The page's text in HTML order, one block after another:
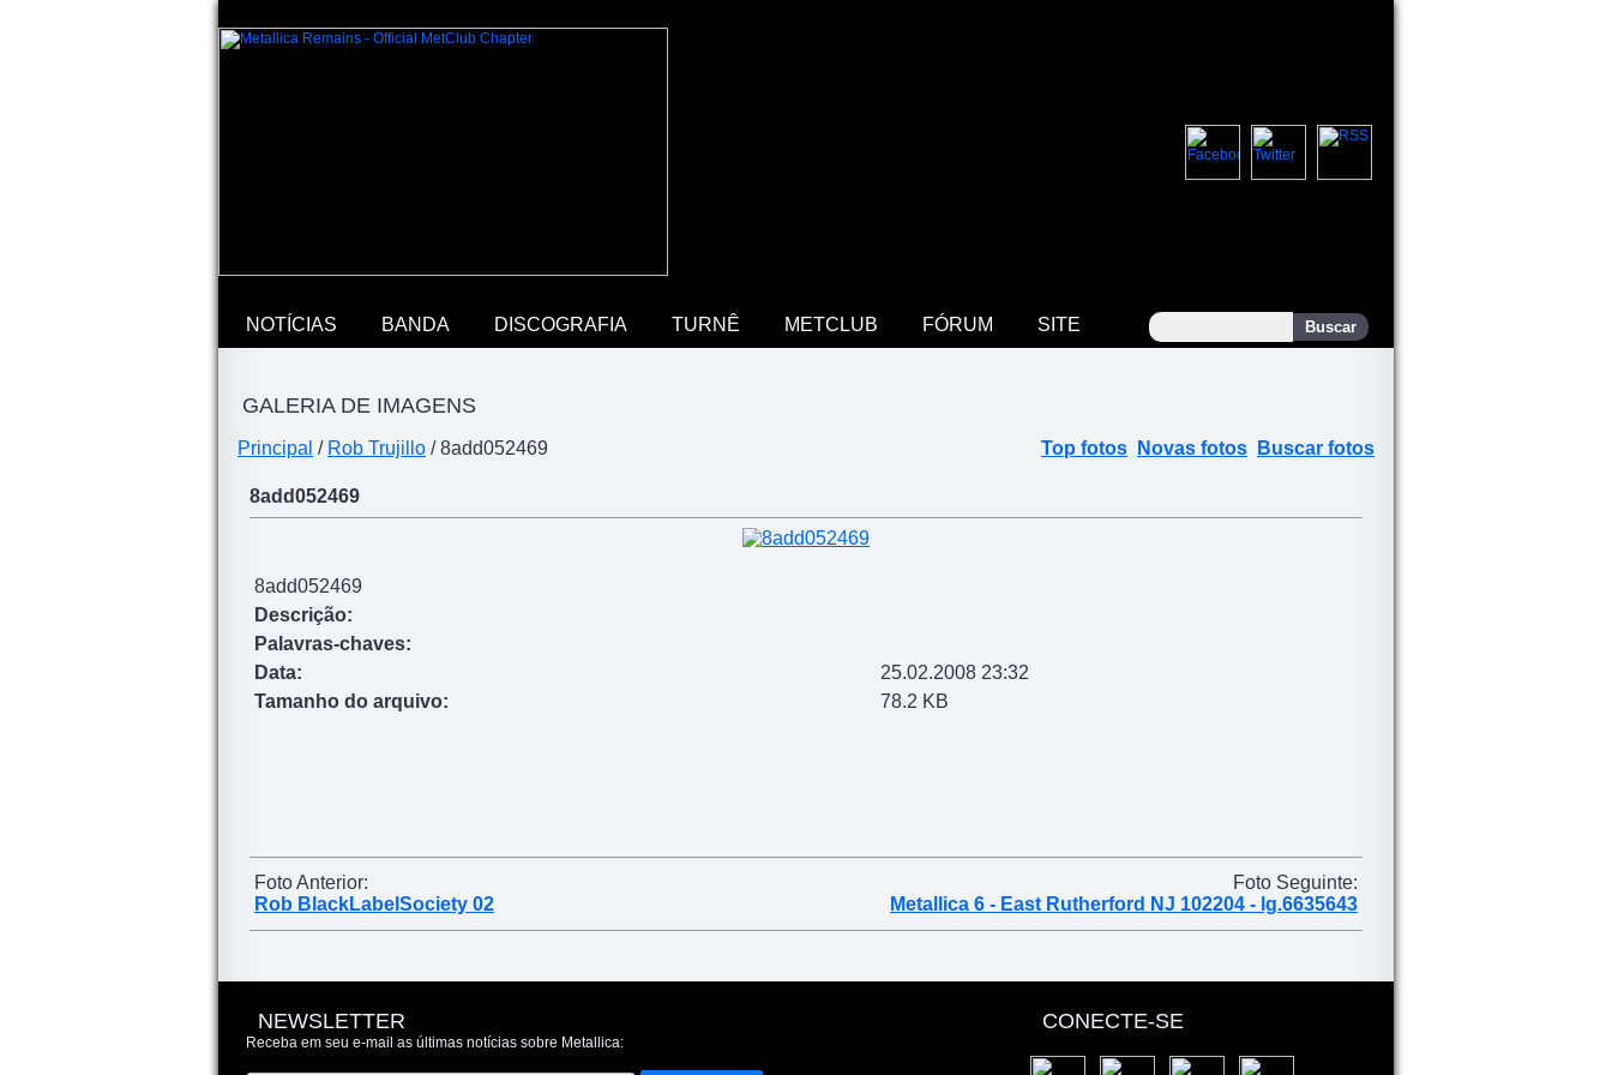
NOTÍCIAS BANDA DISCOGRAFIA TURNÊ METCLUB FÓRUM SITE
GALERIA DE IMAGENS
Principal / Rob Trujillo / 8add052469 Top fotos Novas fotos Buscar fotos
8add052469
8add052469
Descrição:
Palavras-chaves:
Data:
25.02.2008 23:32
Tamanho do arquivo:
78.2 KB
Foto Anterior:
Rob BlackLabelSociety 02
Foto Seguinte:
Metallica 6 - East Rutherford NJ 102204 - lg.6635643
NEWSLETTER
Receba em seu e-mail as últimas notícias sobre Metallica:
CONECTE-SE